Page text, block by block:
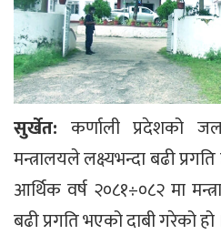
सुर्खेत:कर्णाली प्रदेशको
मन्त्रालयले लक्ष्यभन्दा बढी
आर्थिक वर्ष २०८१÷०८२ मा
बढी प्रगति भएको दाबी गरेको हो